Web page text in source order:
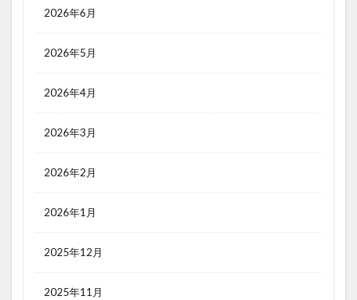
2026年6月
2026年5月
2026年4月
2026年3月
2026年2月
2026年1月
2025年12月
2025年11月